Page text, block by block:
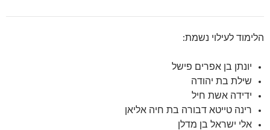
הלימוד לעילוי נשמת:
יונתן בן אפרים פישל
שילת בת יהודה
ידידה אשת חיל
רינה טייטא דבורה בת חיה אליאן
אלי ישראל בן מדלן